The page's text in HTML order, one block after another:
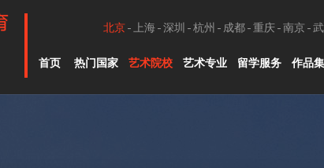
北京 上海 深圳 杭州 成都 重庆 南京
首页 热门国家 艺术院校 艺术专业 留学服务 作品